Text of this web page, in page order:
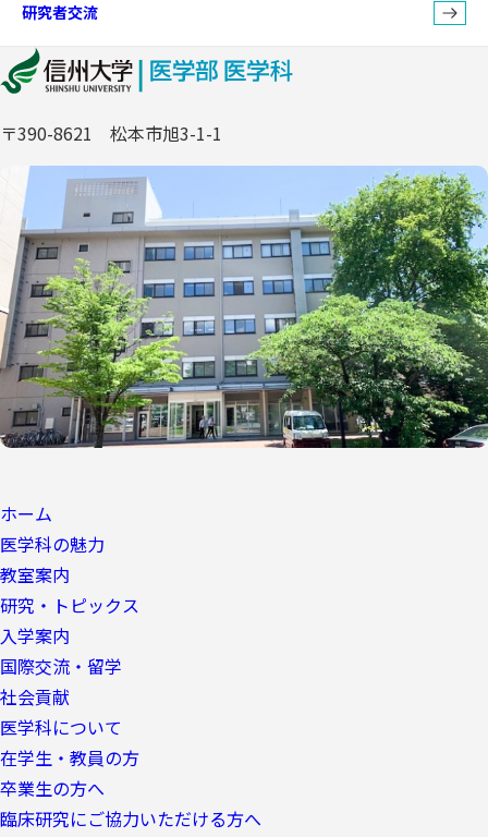
研究者交流
〒390-8621 松本市旭3-1-1
ホーム
医学科の魅力
教室案内
研究・トピックス
入学案内
国際交流・留学
社会貢献
医学科について
在学生・教員の方
卒業生の方へ
臨床研究にご協力いただける方へ